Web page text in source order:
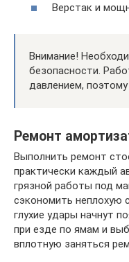
Верстак и
Внимание!
безопасности.
давлением,
Ремонт
Выполнить ремонт
практически каждый
грязной работы под
сэкономить неплохую
глухие удары начнут
при езде по ямам и
вплотную заняться